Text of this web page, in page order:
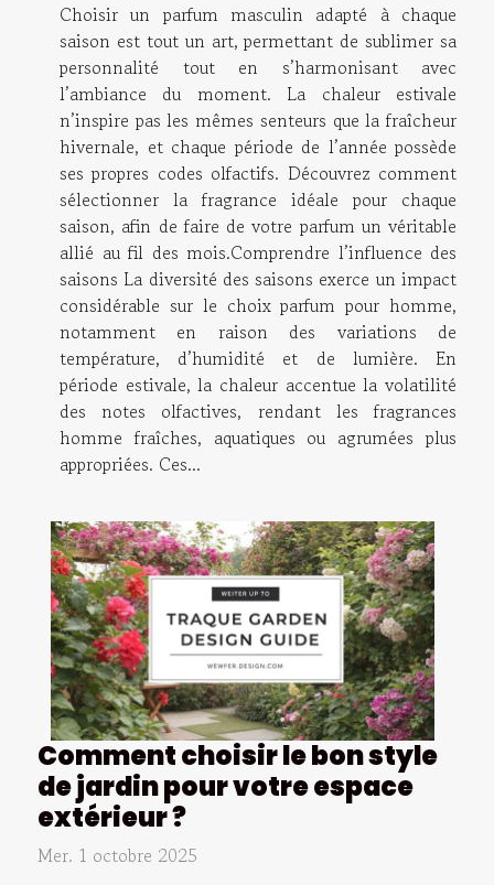
Choisir un parfum masculin adapté à chaque
saison est tout un art, permettant de sublimer sa
personnalité tout en s’harmonisant avec
l’ambiance du moment. La chaleur estivale
n’inspire pas les mêmes senteurs que la fraîcheur
hivernale, et chaque période de l’année possède
ses propres codes olfactifs. Découvrez comment
sélectionner la fragrance idéale pour chaque
saison, afin de faire de votre parfum un véritable
allié au fil des mois.Comprendre l’influence des
saisons La diversité des saisons exerce un impact
considérable sur le choix parfum pour homme,
notamment en raison des variations de
température, d’humidité et de lumière. En
période estivale, la chaleur accentue la volatilité
des notes olfactives, rendant les fragrances
homme fraîches, aquatiques ou agrumées plus
appropriées. Ces...
Comment choisir le bon style
de jardin pour votre espace
extérieur ?
Mer. 1 octobre 2025